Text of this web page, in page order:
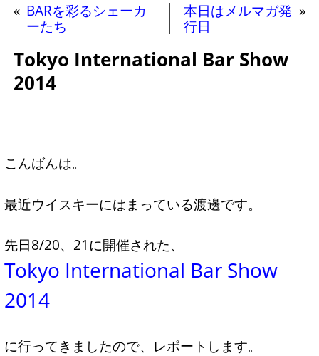
« BARを彩るシェーカ
ーたち
本日はメルマガ発
行日
»
Tokyo International Bar Show
2014
こんばんは。
最近ウイスキーにはまっている渡邊です。
先日8/20、21に開催された、
Tokyo International Bar Show
2014
に行ってきましたので、レポートします。